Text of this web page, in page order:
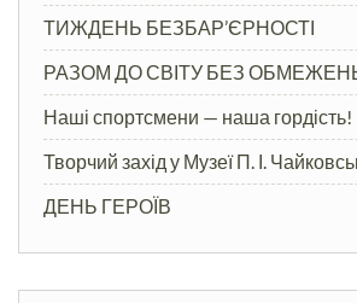
ТИЖДЕНЬ БЕЗБАР’ЄРНОСТІ
РАЗОМ ДО СВІТУ БЕЗ
Наші спортсмени — наша гордість!
Творчий захід у Музеї П. І.
ДЕНЬ ГЕРОЇВ